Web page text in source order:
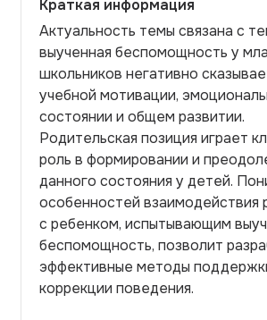
Краткая информация
Актуальность темы связана с
выученная беспомощность у
школьников негативно
учебной мотивации,
состоянии и общем развитии.
Родительская позиция играет
роль в формировании и
данного состояния у детей.
особенностей взаимодействия
с ребенком, испытывающим
беспомощность, позволит
эффективные методы
коррекции поведения.